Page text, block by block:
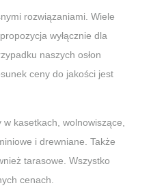
rozwiązaniami. Wiele
wyłącznie dla
naszych osłon
ceny do jakości jest
kasetkach, wolnowiszące,
i drewniane. Także
tarasowe. Wszystko
cenach.